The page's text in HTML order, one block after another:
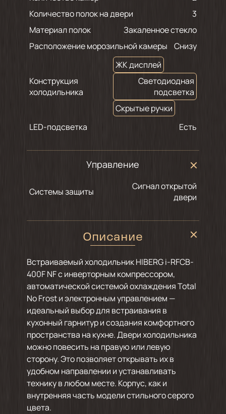
Количество полок на двери
3
Материал полок
Закаленное стекло
Расположение морозильной камеры
Снизу
Конструкция
холодильника
ЖК дисплей
Светодиодная
подсветка
Скрытые ручки
LED-подсветка
Есть
Управление
Системы защиты
Сигнал открытой
двери
Описание
Встраиваемый холодильник HIBERG i-RFCB-
400F NF с инверторным компрессором,
автоматической системой охлаждения Total
No Frost и электронным управлением —
идеальный выбор для встраивания в
кухонный гарнитур и создания комфортного
пространства на кухне. Двери холодильника
можно повесить на правую или левую
сторону. Это позволяет открывать их в
удобном направлении и устанавливать
технику в любом месте. Корпус, как и
внутренняя часть модели стильного серого
цвета.